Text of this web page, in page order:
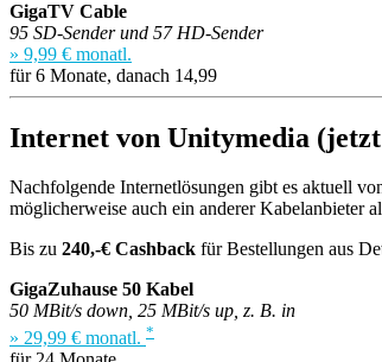
GigaTV Cable
95 SD-Sender und 57 HD-Sender
» 9,99 € monatl.
für 6 Monate, danach 14,99
Internet von Unitymedia
Nachfolgende Internetlösungen gibt es aktuell
möglicherweise auch ein anderer Kabelanbieter
Bis zu 240,-€ Cashback für Bestellungen aus
GigaZuhause 50 Kabel
50 MBit/s down, 25 MBit/s up, z. B. in
» 29,99 € monatl. *